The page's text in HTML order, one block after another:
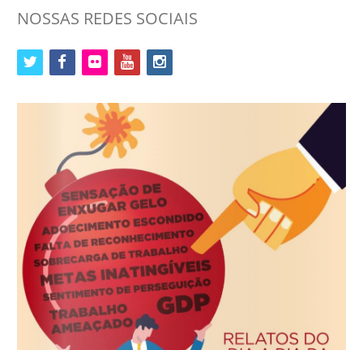
NOSSAS REDES SOCIAIS
twitter facebookflickr youtubeinstagram